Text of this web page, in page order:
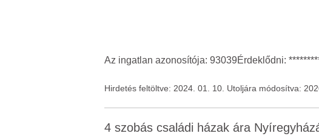
Az ingatlan azonosítója: 93039Érdeklődni:
Hirdetés feltöltve: 2024. 01. 10. Utoljára módosítva:
4 szobás családi házak ára